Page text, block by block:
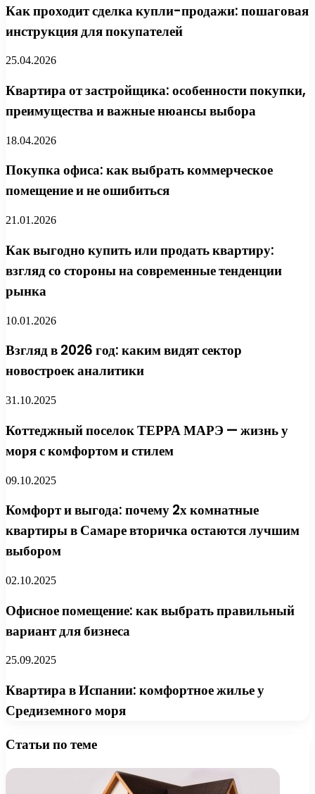
Как проходит сделка купли-продажи: пошаговая
инструкция для покупателей
25.04.2026
Квартира от застройщика: особенности покупки,
преимущества и важные нюансы выбора
18.04.2026
Покупка офиса: как выбрать коммерческое
помещение и не ошибиться
21.01.2026
Как выгодно купить или продать квартиру:
взгляд со стороны на современные тенденции
рынка
10.01.2026
Взгляд в 2026 год: каким видят сектор
новостроек аналитики
31.10.2025
Коттеджный поселок ТЕРРА МАРЭ — жизнь у
моря с комфортом и стилем
09.10.2025
Комфорт и выгода: почему 2х комнатные
квартиры в Самаре вторичка остаются лучшим
выбором
02.10.2025
Офисное помещение: как выбрать правильный
вариант для бизнеса
25.09.2025
Квартира в Испании: комфортное жилье у
Средиземного моря
Статьи по теме